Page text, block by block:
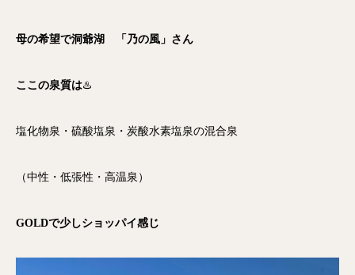
母の希望で洞爺湖 「乃の風」さん
ここの泉質は♨️
塩化物泉・硫酸塩泉・炭酸水素塩泉の混合泉
（中性・低張性・高温泉）
GOLDで少しショッパイ感じ